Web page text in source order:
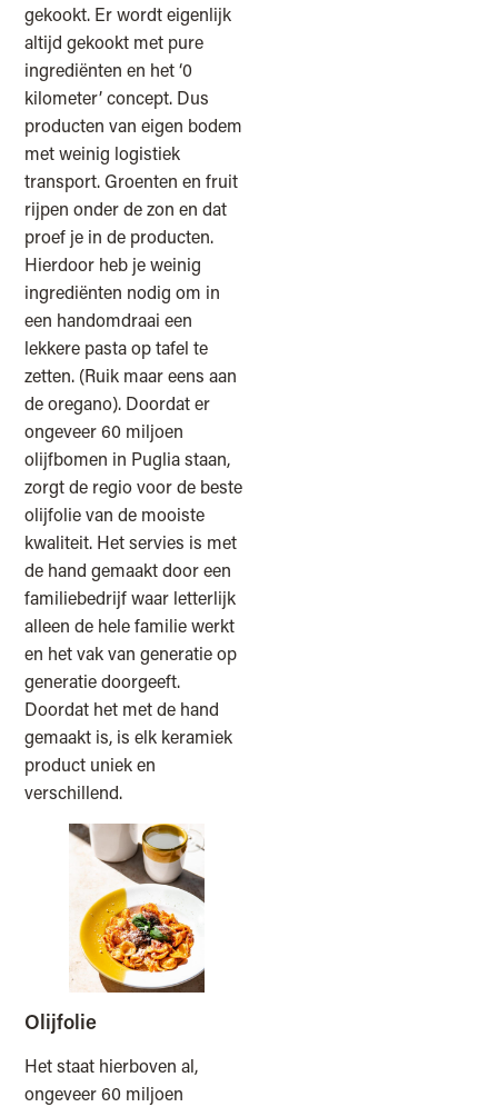
gekookt. Er wordt eigenlijk
altijd gekookt met pure
ingrediënten en het ‘0
kilometer’ concept. Dus
producten van eigen bodem
met weinig logistiek
transport. Groenten en fruit
rijpen onder de zon en dat
proef je in de producten.
Hierdoor heb je weinig
ingrediënten nodig om in
een handomdraai een
lekkere pasta op tafel te
zetten. (Ruik maar eens aan
de oregano). Doordat er
ongeveer 60 miljoen
olijfbomen in Puglia staan,
zorgt de regio voor de beste
olijfolie van de mooiste
kwaliteit. Het servies is met
de hand gemaakt door een
familiebedrijf waar letterlijk
alleen de hele familie werkt
en het vak van generatie op
generatie doorgeeft.
Doordat het met de hand
gemaakt is, is elk keramiek
product uniek en
verschillend.
Olijfolie
Het staat hierboven al,
ongeveer 60 miljoen